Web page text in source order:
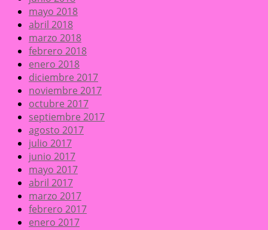
mayo 2018
abril 2018
marzo 2018
febrero 2018
enero 2018
diciembre 2017
noviembre 2017
octubre 2017
septiembre 2017
agosto 2017
julio 2017
junio 2017
mayo 2017
abril 2017
marzo 2017
febrero 2017
enero 2017